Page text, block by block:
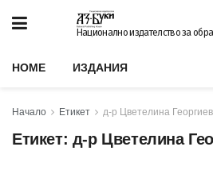
Национално издателство за
HOME ИЗДАНИЯ
Начало Етикет д-р Цветелина
Етикет: д-р Цветелина